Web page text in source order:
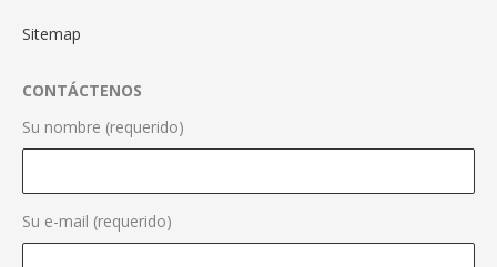
Sitemap
CONTÁCTENOS
Su nombre (requerido)
Su e-mail (requerido)